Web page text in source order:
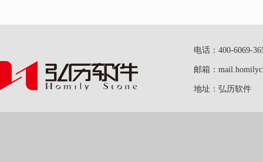
电话：400-6069-
邮箱：
地址：弘历软件